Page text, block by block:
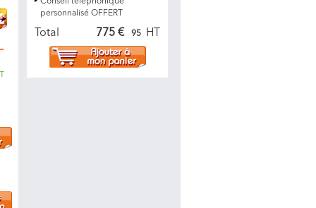
personnalisé OFFERT
Total 775 € 95 HT